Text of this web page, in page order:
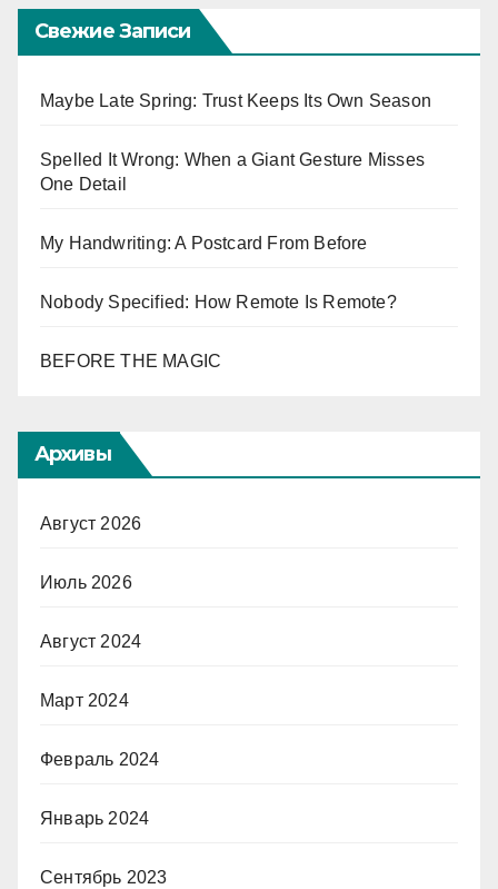
Свежие Записи
Maybe Late Spring: Trust Keeps Its Own Season
Spelled It Wrong: When a Giant Gesture Misses
One Detail
My Handwriting: A Postcard From Before
Nobody Specified: How Remote Is Remote?
BEFORE THE MAGIC
Архивы
Август 2026
Июль 2026
Август 2024
Март 2024
Февраль 2024
Январь 2024
Сентябрь 2023